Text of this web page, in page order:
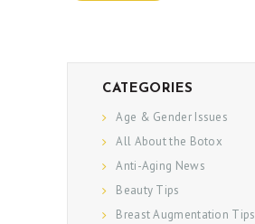
CATEGORIES
Age & Gender Issues
All About the Botox
Anti-Aging News
Beauty Tips
Breast Augmentation Tips